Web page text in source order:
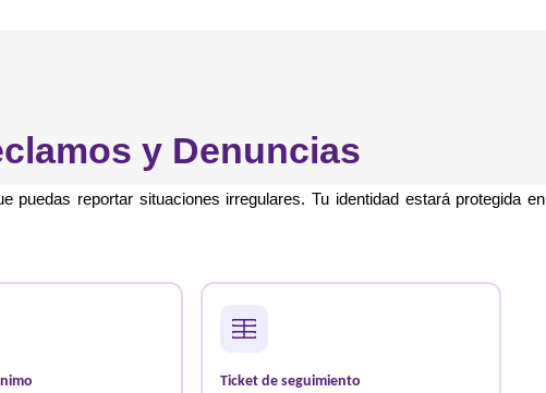
y Denuncias
puedas reportar situaciones irregulares. Tu identidad estará protegida en
Ticket de seguimiento